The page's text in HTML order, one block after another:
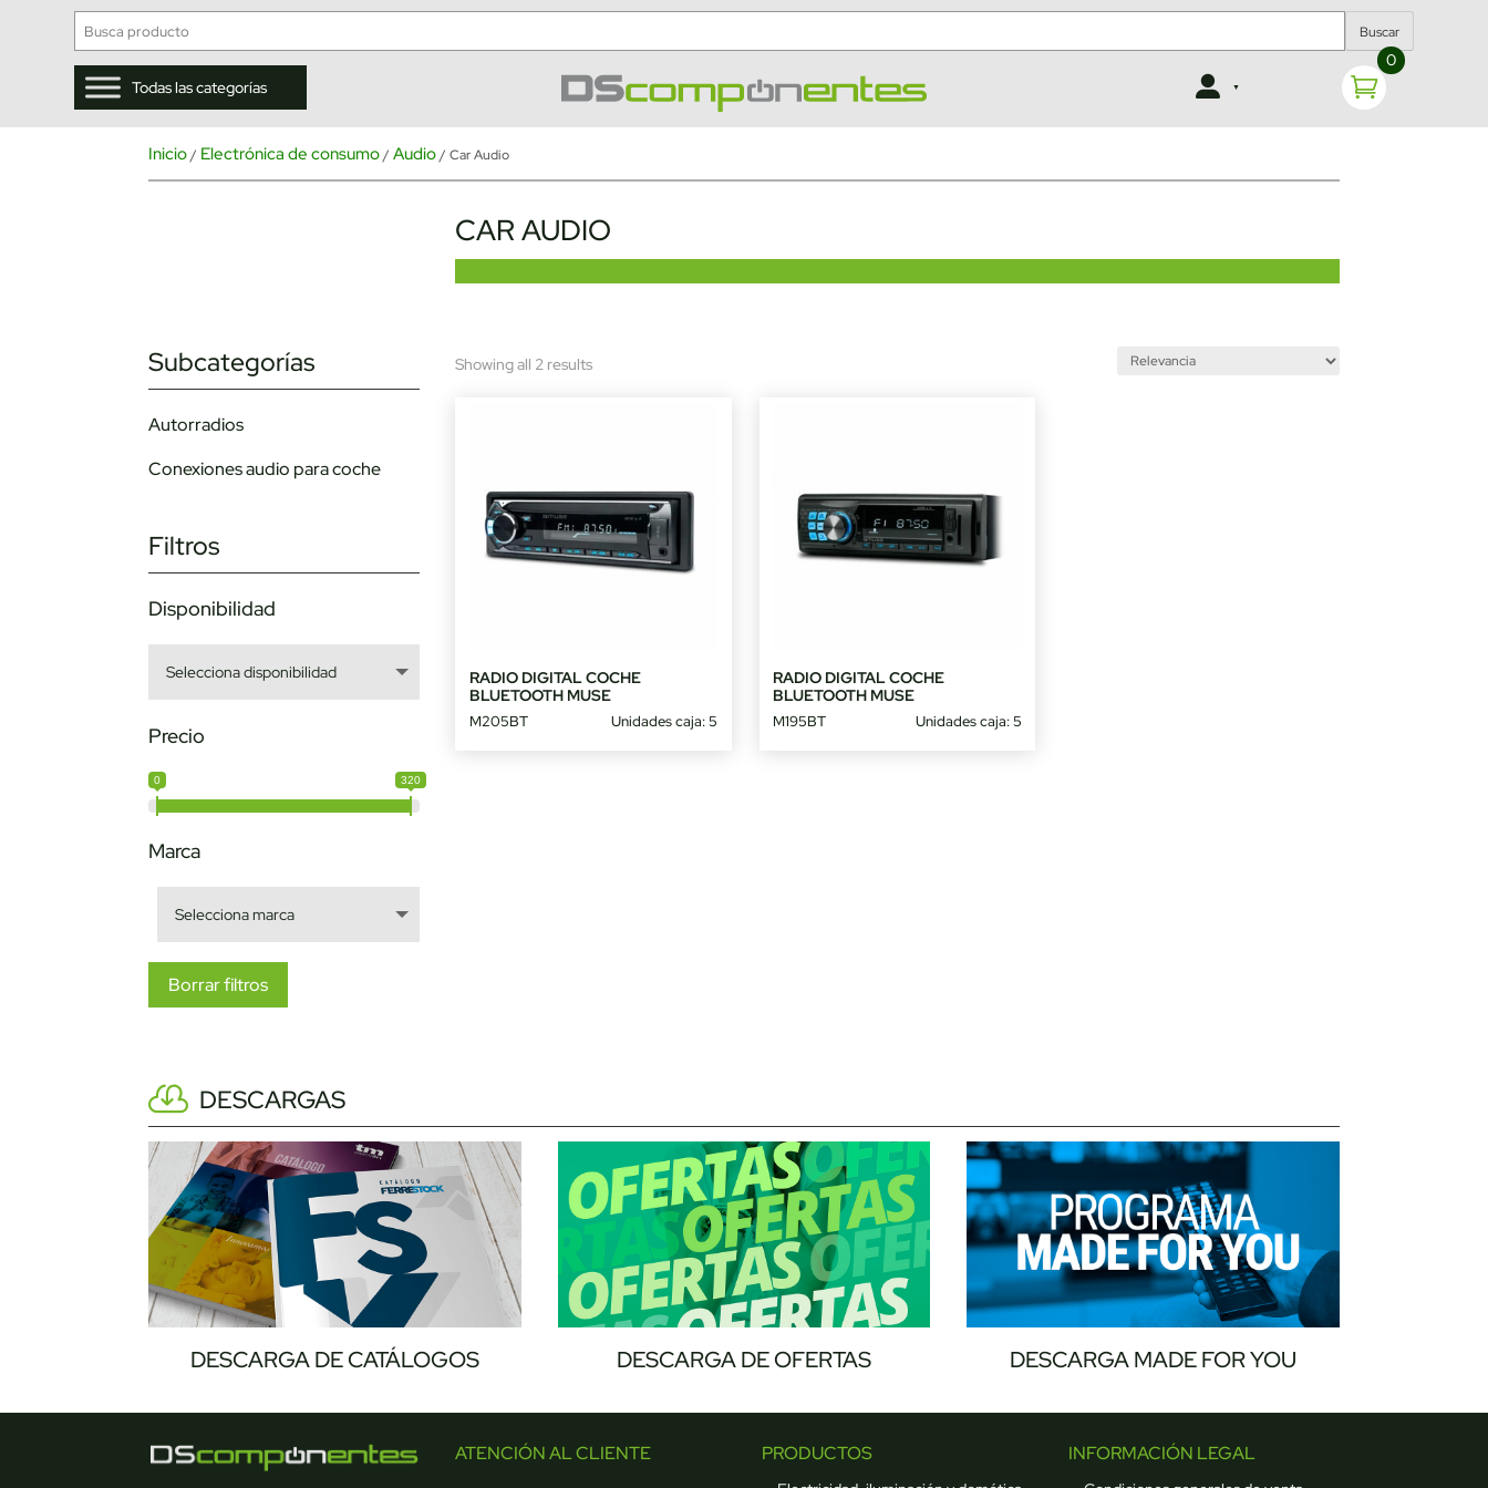
Buscar
Todas las categorías
0
Inicio/ Electrónica de consumo/Audio/ Car Audio
CAR AUDIO
Subcategorías
Autorradios
Conexiones audio para coche
Filtros
Disponibilidad
Precio
0 320
Marca
Borrar filtros
Showing all 2 resultsSorted
RADIO DIGITAL COCHE
BLUETOOTH MUSE
M205BT Unidades caja: 5
RADIO DIGITAL COCHE
BLUETOOTH MUSE
M195BT Unidades caja: 5
DESCARGAS
DESCARGA DE CATÁLOGOS DESCARGA DE OFERTAS DESCARGA MADE FOR YOU
ATENCIÓN AL CLIENTE PRODUCTOS INFORMACIÓN LEGAL